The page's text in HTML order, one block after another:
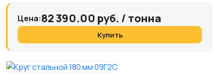
Цена:82 390.00 руб. / тонна
Купить